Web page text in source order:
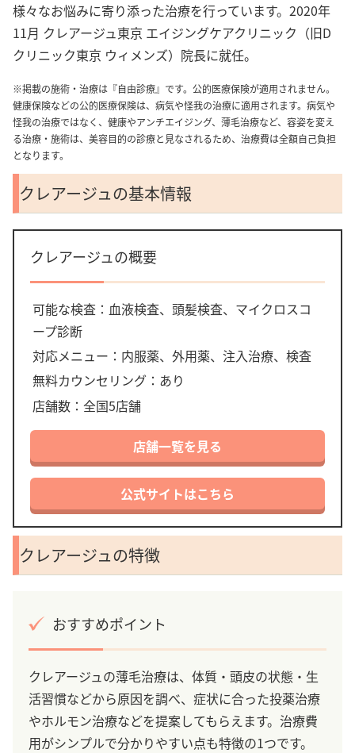
様々なお悩みに寄り添った治療を行っています。2020年
11月 クレアージュ東京 エイジングケアクリニック（旧D
クリニック東京 ウィメンズ）院長に就任。
※掲載の施術・治療は『自由診療』です。公的医療保険が適用されません。
健康保険などの公的医療保険は、病気や怪我の治療に適用されます。病気や
怪我の治療ではなく、健康やアンチエイジング、薄毛治療など、容姿を変え
る治療・施術は、美容目的の診療と見なされるため、治療費は全額自己負担
となります。
クレアージュの基本情報
クレアージュの概要
可能な検査：血液検査、頭髪検査、マイクロスコ
ープ診断
対応メニュー：内服薬、外用薬、注入治療、検査
無料カウンセリング：あり
店舗数：全国5店舗
店舗一覧を見る
公式サイトはこちら
クレアージュの特徴
おすすめポイント
クレアージュの薄毛治療は、体質・頭皮の状態・生
活習慣などから原因を調べ、症状に合った投薬治療
やホルモン治療などを提案してもらえます。治療費
用がシンプルで分かりやすい点も特徴の1つです。